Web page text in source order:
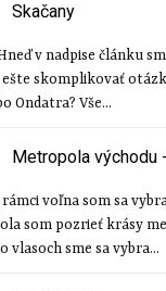
Skačany
v nadpise článku
ešte skomplikovať
Ondatra? Vše...
Metropola východu
rámci voľna som sa
som pozrieť krásy
vlasoch sme sa vybra...